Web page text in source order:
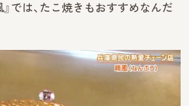
では、たこ焼きもおすすめなんだ